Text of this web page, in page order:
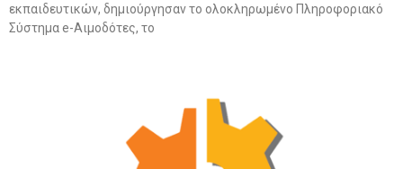
εκπαιδευτικών, δημιούργησαν το ολοκληρωμένο Πληροφοριακό
Σύστημα e-Αιμοδότες, το